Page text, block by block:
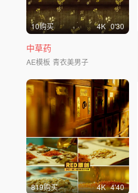
10购买 4K 0'30
中草药
AE模板 青衣美男子
819购买 4K 4'40